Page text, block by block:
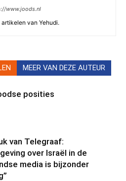
www.joods.nl
van Yehudi.
MEER VAN DEZE AUTEUR
posities
van Telegraaf:
over Israël in de
media is bijzonder